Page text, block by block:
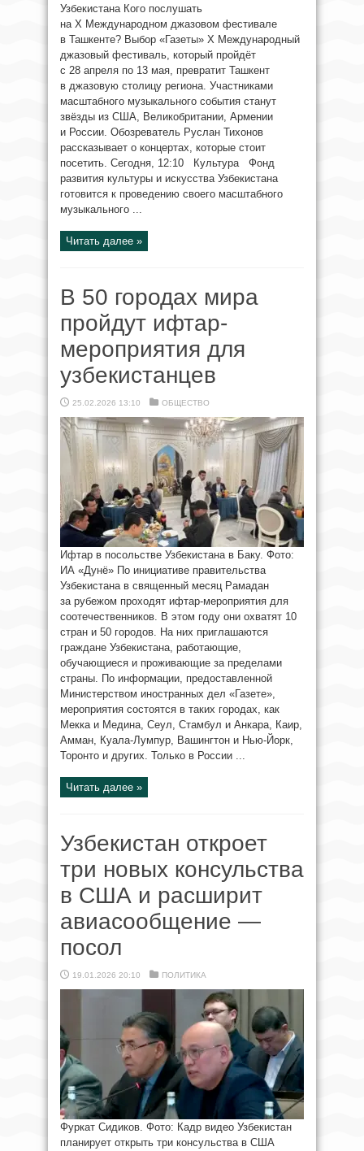
Узбекистана Кого послушать
на X Международном джазовом фестивале
в Ташкенте? Выбор «Газеты» X Международный
джазовый фестиваль, который пройдёт
с 28 апреля по 13 мая, превратит Ташкент
в джазовую столицу региона. Участниками
масштабного музыкального события станут
звёзды из США, Великобритании, Армении
и России. Обозреватель Руслан Тихонов
рассказывает о концертах, которые стоит
посетить. Сегодня, 12:10 Культура Фонд
развития культуры и искусства Узбекистана
готовится к проведению своего масштабного
музыкального ...
Читать далее »
В 50 городах мира
пройдут ифтар-
мероприятия для
узбекистанцев
25.02.2026 13:10 ОБЩЕСТВО
Ифтар в посольстве Узбекистана в Баку. Фото:
ИА «Дунё» По инициативе правительства
Узбекистана в священный месяц Рамадан
за рубежом проходят ифтар-мероприятия для
соотечественников. В этом году они охватят 10
стран и 50 городов. На них приглашаются
граждане Узбекистана, работающие,
обучающиеся и проживающие за пределами
страны. По информации, предоставленной
Министерством иностранных дел «Газете»,
мероприятия состоятся в таких городах, как
Мекка и Медина, Сеул, Стамбул и Анкара, Каир,
Амман, Куала-Лумпур, Вашингтон и Нью-Йорк,
Торонто и других. Только в России ...
Читать далее »
Узбекистан откроет
три новых консульства
в США и расширит
авиасообщение —
посол
19.01.2026 20:10 ПОЛИТИКА
Фуркат Сидиков. Фото: Кадр видео Узбекистан
планирует открыть три консульства в США